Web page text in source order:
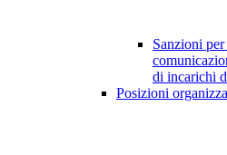
Sanzioni
di incarichi
Posizioni